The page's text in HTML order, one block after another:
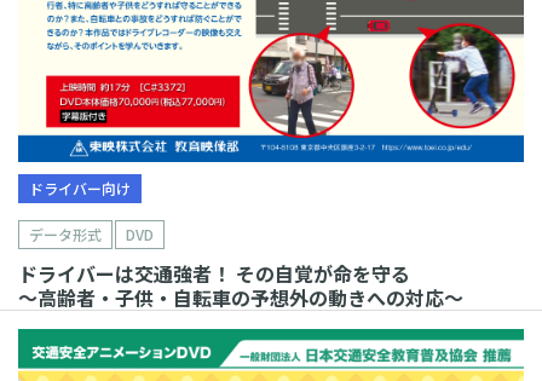
ドライバー向け
データ形式 DVD
ドライバーは交通強者！ その自覚が命を守る
～高齢者・子供・自転車の予想外の動きへの対応～